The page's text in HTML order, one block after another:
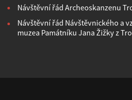
Návštěvní řád Archeoskanzenu
Návštěvní řád Návštěvnického a
muzea Památníku Jana Žižky z